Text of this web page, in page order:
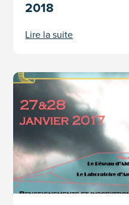
2018
Lire la suite
« Entre ombre et lumière :